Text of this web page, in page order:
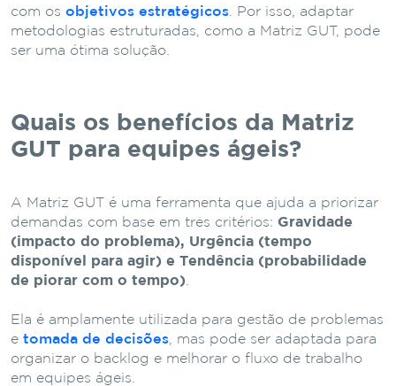
com os objetivos estratégicos . Por isso, adaptar
metodologias estruturadas, como a Matriz GUT, pode
ser uma ótima solução.
Quais os benefícios da Matriz
GUT para equipes ágeis?
A Matriz GUT é uma ferramenta que ajuda a priorizar
demandas com base em três critérios: Gravidade
(impacto do problema), Urgência (tempo
disponível para agir) e Tendência (probabilidade
de piorar com o tempo)
Ela é amplamente utilizada para gestão de problemas
e tomada de decisões , mas pode ser adaptada para
organizar o backlog e melhorar o fluxo de trabalho
em equipes ágeis.